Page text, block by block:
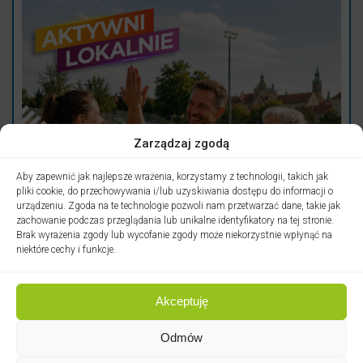
Zarządzaj zgodą
Aby zapewnić jak najlepsze wrażenia, korzystamy z technologii, takich jak
pliki cookie, do przechowywania i/lub uzyskiwania dostępu do informacji o
urządzeniu. Zgoda na te technologie pozwoli nam przetwarzać dane, takie jak
zachowanie podczas przeglądania lub unikalne identyfikatory na tej stronie.
Brak wyrażenia zgody lub wycofanie zgody może niekorzystnie wpłynąć na
niektóre cechy i funkcje.
Akceptuję
Odmów